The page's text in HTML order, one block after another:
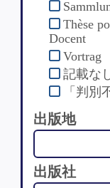
Thèse
Docent
Vortrag
記載な
「判別
出版地
出版社